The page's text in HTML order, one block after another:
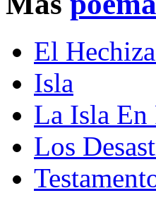
El
Isla
La Isla En
Los